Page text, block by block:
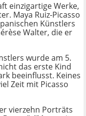
einzigartige Werke,
Maya Ruiz-Picasso
Künstlers
Walter, die er
wurde am 5.
das erste Kind
beeinflusst. Keines
Zeit mit Picasso
vierzehn Porträts